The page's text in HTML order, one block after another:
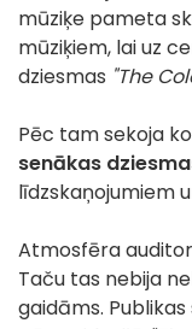
mūziķe pameta
mūziķiem, lai uz
dziesmas "The
Pēc tam sekoja
senākas
līdzskaņojumiem
Atmosfēra
Taču tas nebija
gaidāms.